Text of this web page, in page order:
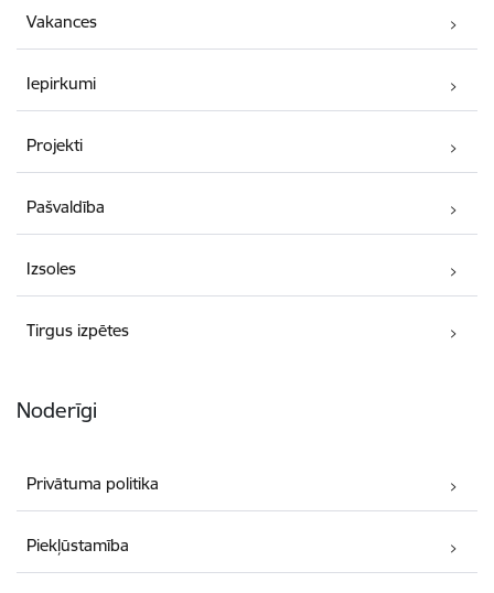
Vakances
Iepirkumi
Projekti
Pašvaldība
Izsoles
Tirgus izpētes
Noderīgi
Privātuma politika
Piekļūstamība